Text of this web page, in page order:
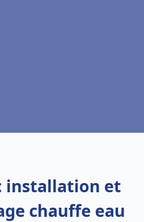
installation et
chauffe eau